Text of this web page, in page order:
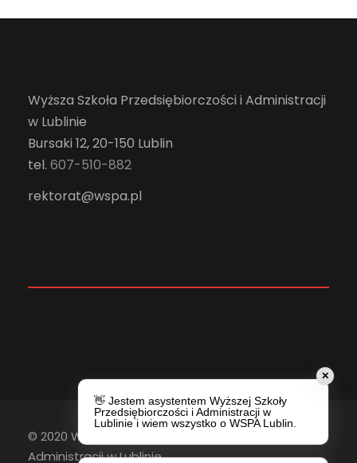
Wyższa Szkoła Przedsiębiorczości i Administracji
w Lublinie
Bursaki 12, 20-150 Lublin
tel. 607-510-882
rektorat@wspa.pl
© 2020 Wyższa Szkoła Przedsiębiorczości i
Administracji w Lublinie
✕
👋 Jestem asystentem Wyższej Szkoły
Przedsiębiorczości i Administracji w
Lublinie i wiem wszystko o WSPA Lublin.